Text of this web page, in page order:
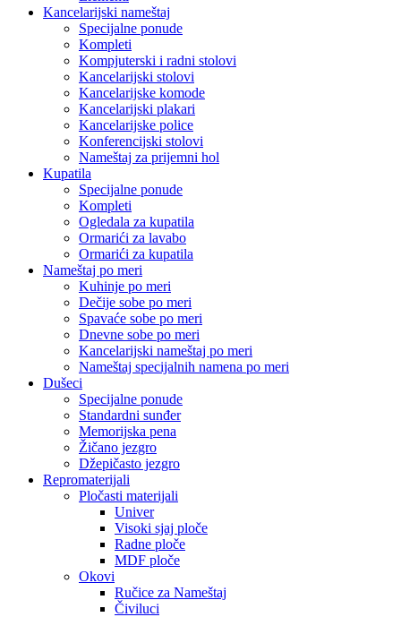
Kancelarijski nameštaj
Specijalne ponude
Kompleti
Kompjuterski i radni stolovi
Kancelarijski stolovi
Kancelarijske komode
Kancelarijski plakari
Kancelarijske police
Konferencijski stolovi
Nameštaj za prijemni hol
Kupatila
Specijalne ponude
Kompleti
Ogledala za kupatila
Ormarići za lavabo
Ormarići za kupatila
Nameštaj po meri
Kuhinje po meri
Dečije sobe po meri
Spavaće sobe po meri
Dnevne sobe po meri
Kancelarijski nameštaj po meri
Nameštaj specijalnih namena po meri
Dušeci
Specijalne ponude
Standardni sunđer
Memorijska pena
Žičano jezgro
Džepičasto jezgro
Repromaterijali
Pločasti materijali
Univer
Visoki sjaj ploče
Radne ploče
MDF ploče
Okovi
Ručice za Nameštaj
Čiviluci